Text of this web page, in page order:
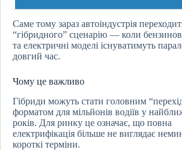
Саме тому зараз автоіндустрія
“гібридного” сценарію — коли
та електричні моделі існуватимуть
довгий час.
Чому це важливо
Гібриди можуть стати головним
форматом для мільйонів водіїв у
років. Для ринку це означає, що повна
електрифікація більше не виглядає
короткі терміни.